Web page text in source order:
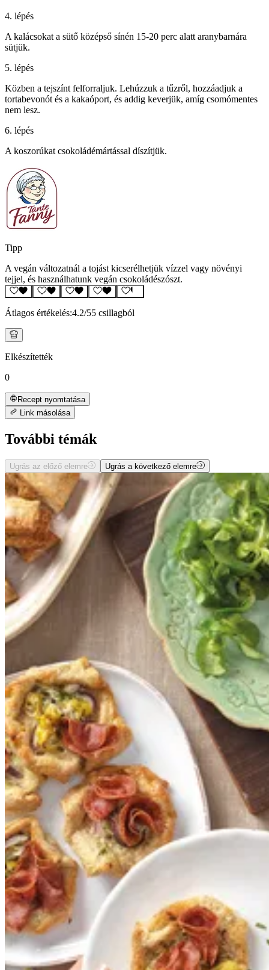
4. lépés
A kalácsokat a sütő középső sínén 15-20 perc alatt aranybarnára
sütjük.
5. lépés
Közben a tejszínt felforraljuk. Lehúzzuk a tűzről, hozzáadjuk a
tortabevonót és a kakaóport, és addig keverjük, amíg csomómentes
nem lesz.
6. lépés
A koszorúkat csokoládémártással díszítjük.
Tipp
A vegán változatnál a tojást kicserélhetjük vízzel vagy növényi
tejjel, és használhatunk vegán csokoládészószt.
Átlagos értékelés:4.2/55 csillagból
Elkészítették
0
Recept nyomtatása
Link másolása
További témák
Ugrás az előző elemre Ugrás a következő elemre